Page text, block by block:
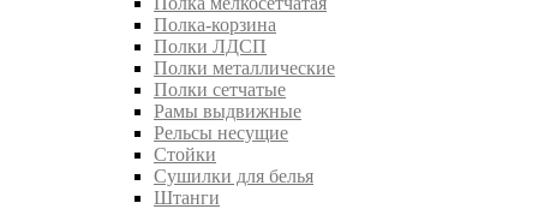
Полка-корзина
Полки ЛДСП
Полки металлические
Полки сетчатые
Рамы выдвижные
Рельсы несущие
Стойки
Сушилки для белья
Штанги